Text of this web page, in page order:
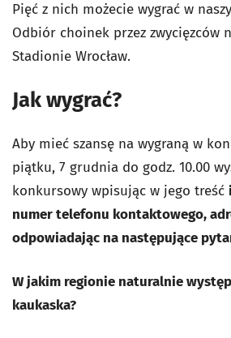
Pięć z nich możecie wygrać w
Odbiór choinek przez zwycięzców
Stadionie Wrocław.
Jak wygrać?
Aby mieć szansę na wygraną w
piątku, 7 grudnia do godz. 10.00
konkursowy wpisując w jego treść
numer telefonu kontaktowego,
odpowiadając na następujące
W jakim regionie naturalnie
kaukaska?